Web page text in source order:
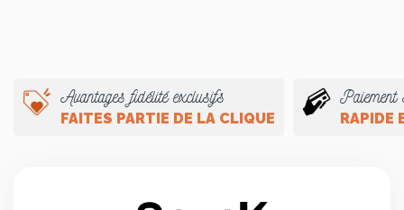
Avantages fidélité exclusifs
FAITES PARTIE DE LA CLIQUE
Paiement
RAPIDE